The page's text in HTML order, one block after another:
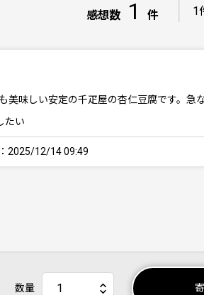
感想数 1 件 1
美味しい安定の千疋屋の杏仁豆腐です。急
たい
2025/12/14 09:49
数量